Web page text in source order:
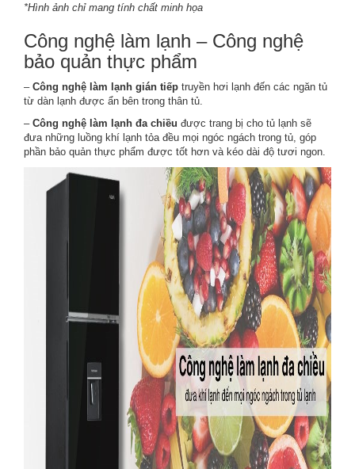
*Hình ảnh chỉ mang tính chất minh họa
Công nghệ làm lạnh – Công nghệ
bảo quản thực phẩm
– Công nghệ làm lạnh gián tiếp truyền hơi lạnh đến các ngăn tủ
từ dàn lạnh được ẩn bên trong thân tủ.
– Công nghệ làm lạnh đa chiều được trang bị cho tủ lạnh sẽ
đưa những luồng khí lạnh tỏa đều mọi ngóc ngách trong tủ, góp
phần bảo quản thực phẩm được tốt hơn và kéo dài độ tươi ngon.